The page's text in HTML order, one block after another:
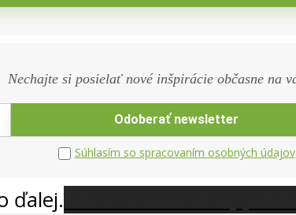
Nechajte si posielať nové inšpirácie občasne na
Súhlasím so spracovaním osobných údajov
ďalej.